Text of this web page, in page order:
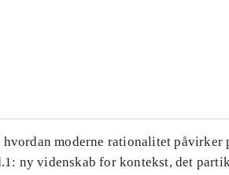
moderne rationalitet påvirker
ny videnskab for kontekst, det